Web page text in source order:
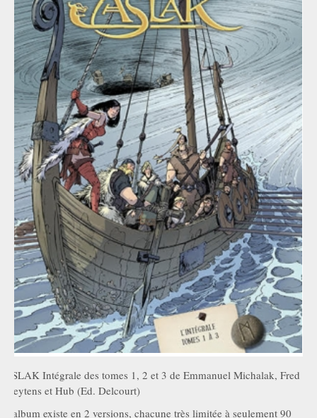
ASLAK Intégrale des tomes 1, 2 et 3 de Emmanuel Michalak, Fred
Weytens et Hub (Ed. Delcourt)
L'album existe en 2 versions, chacune très limitée à seulement 90